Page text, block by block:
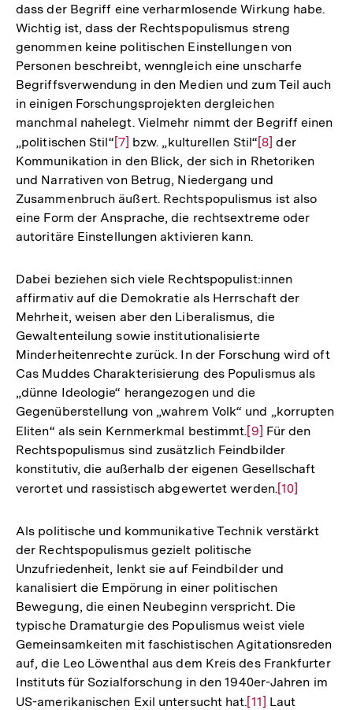
dass der Begriff eine verharmlosende Wirkung habe.
Wichtig ist, dass der Rechtspopulismus streng
genommen keine politischen Einstellungen von
Personen beschreibt, wenngleich eine unscharfe
Begriffsverwendung in den Medien und zum Teil auch
in einigen Forschungsprojekten dergleichen
manchmal nahelegt. Vielmehr nimmt der Begriff einen
„politischen Stil“Zur
Auflösung
der
Fußnote
[7] bzw. „kulturellen Stil“Zur
Auflösung
der
Fußnote
[8] der
Kommunikation in den Blick, der sich in Rhetoriken
und Narrativen von Betrug, Niedergang und
Zusammenbruch äußert. Rechtspopulismus ist also
eine Form der Ansprache, die rechtsextreme oder
autoritäre Einstellungen aktivieren kann.
Dabei beziehen sich viele Rechtspopulist:innen
affirmativ auf die Demokratie als Herrschaft der
Mehrheit, weisen aber den Liberalismus, die
Gewaltenteilung sowie institutionalisierte
Minderheitenrechte zurück. In der Forschung wird oft
Cas Muddes Charakterisierung des Populismus als
„dünne Ideologie“ herangezogen und die
Gegenüberstellung von „wahrem Volk“ und „korrupten
Eliten“ als sein Kernmerkmal bestimmt.Zur
Auflösung
der
Fußnote
[9] Für den
Rechtspopulismus sind zusätzlich Feindbilder
konstitutiv, die außerhalb der eigenen Gesellschaft
verortet und rassistisch abgewertet werden.Zur
der
[10]
Als politische und kommunikative Technik verstärkt
der Rechtspopulismus gezielt politische
Unzufriedenheit, lenkt sie auf Feindbilder und
kanalisiert die Empörung in einer politischen
Bewegung, die einen Neubeginn verspricht. Die
typische Dramaturgie des Populismus weist viele
Gemeinsamkeiten mit faschistischen Agitationsreden
auf, die Leo Löwenthal aus dem Kreis des Frankfurter
Instituts für Sozialforschung in den 1940er-Jahren im
US-amerikanischen Exil untersucht hat.Zur
[11] Laut